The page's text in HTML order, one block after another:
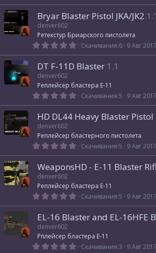
0
ё
з
Bryar Blaster Pistol JKA/JK2 1.1
denver602
Ретекстур Бриарского пистолета
0
0
ё
з
Скачивания 6 9 Авг 2017
DT F-11D Blaster 1.1
denver602
Реплейсер бластера E-11
0
0
ё
з
Скачивания 5 9 Авг 2017
HD DL44 Heavy Blaster Pistol
denver602
Реплейсер бластерного пистолета
0
0
ё
з
Скачивания 5 9 Авг 2017
WeaponsHD - E-11 Blaster
denver602
Реплейсер бластера E-11
0
0
ё
з
Скачивания 5 9 Авг 2017
EL-16 Blaster and EL-16HFE
denver602
Рплейсер бластера E-11
0 Скачивания 3 9 Авг 2017